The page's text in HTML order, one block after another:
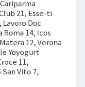
21, Esse-ti
Lavoro.Doc
Roma 14, Icos
12, Verona
Yoyogurt
11,
Vito 7,